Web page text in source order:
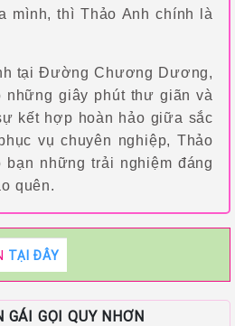
mình, thì Thảo Anh chính là
tại Đường Chương Dương,
những giây phút thư giãn và
kết hợp hoàn hảo giữa sắc
vụ chuyên nghiệp, Thảo
những trải nghiệm đáng
quên.
TẠI ĐÂY
GÁI GỌI QUY NHƠN